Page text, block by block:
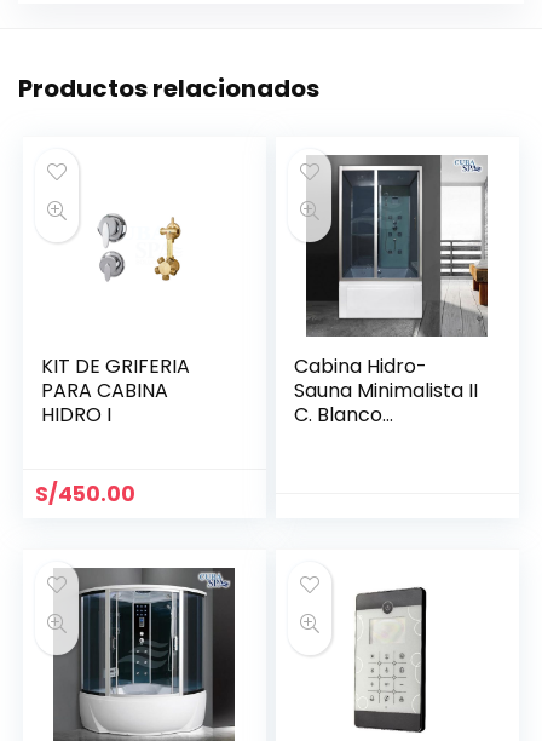
Productos relacionados
KIT DE GRIFERIA
PARA CABINA
HIDRO I
S/450.00
Cabina Hidro-
Sauna Minimalista II
C. Blanco